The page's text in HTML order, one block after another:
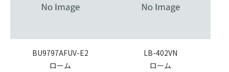
BU9797AFUV-E2
ローム
LB-402VN
ローム